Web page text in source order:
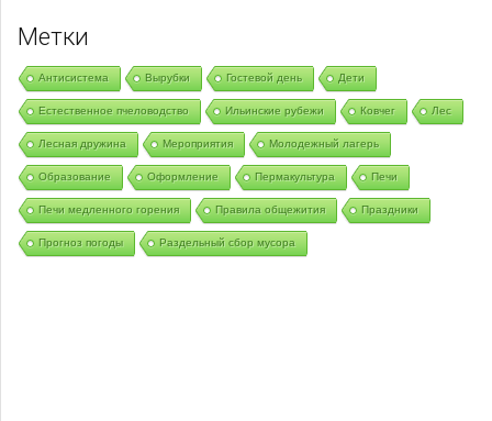
Метки
Антисистема Вырубки Гостевой день Дети
Естественное пчеловодство Ильинские рубежи Ковчег Лес
Лесная дружина Мероприятия Молодежный лагерь
Образование Оформление Пермакультура Печи
Печи медленного горения Правила общежития Праздники
Прогноз погоды Раздельный сбор мусора